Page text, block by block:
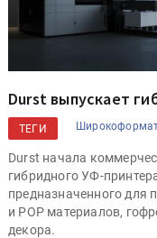
Durst выпускает
ТЕГИ
Durst начала
гибридного УФ-
предназначенного для
и POP материалов,
декора.